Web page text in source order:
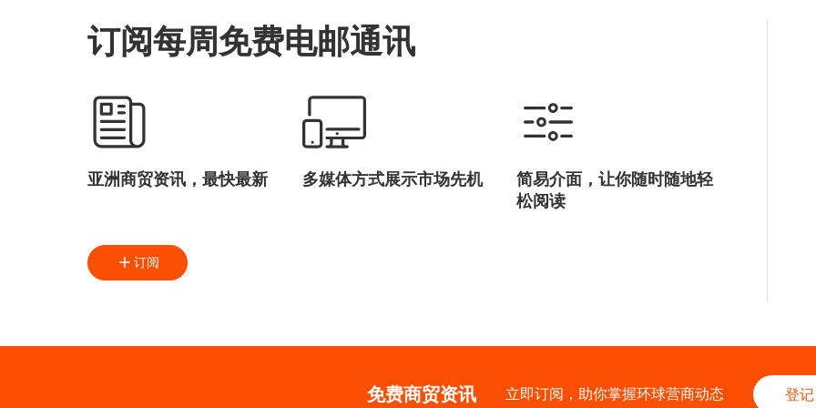
订阅每周免费电邮通讯
亚洲商贸资讯，最快最新 多媒体方式展示市场先机
简易介面，让你随时随地轻
松阅读
订阅
免费商贸资讯 立即订阅，助你掌握环球营商动态 登记